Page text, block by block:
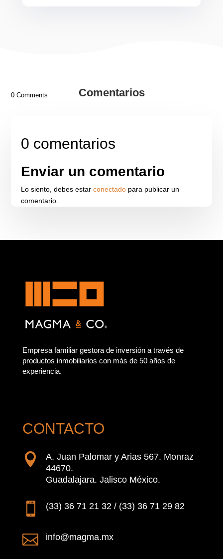
Comentarios
0 Comments
0 comentarios
Enviar un comentario
Lo siento, debes estarconectado para publicar un
comentario.
Empresa familiar gestora de inversión a través de
productos inmobiliarios con más de 50 años de
experiencia.
CONTACTO

A. Juan Palomar y Arias 567. Monraz
44670.
Guadalajara. Jalisco México.
 (33) 36 71 21 32 / (33) 36 71 29 82
 info@magma.mx